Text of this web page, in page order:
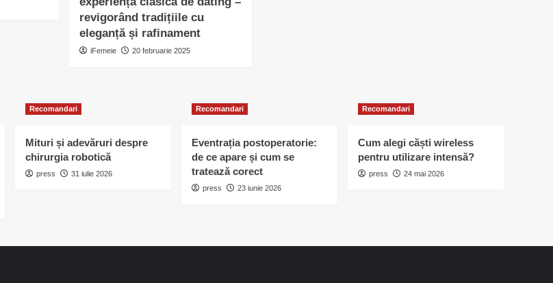
revigorând tradițiile cu
eleganță și rafinament
iFemeie 20 februarie 2025
Recomandari
Mituri și adevăruri despre
chirurgia robotică
press 31 iulie 2026
Recomandari
Eventrația postoperatorie:
de ce apare și cum se
tratează corect
press 23 iunie 2026
Recomandari
Cum alegi căști wireless
pentru utilizare intensă?
press 24 mai 2026